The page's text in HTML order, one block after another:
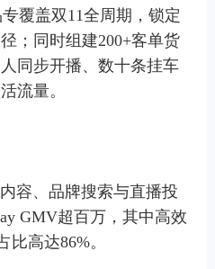
覆盖双11全周期，锁定
；同时组建200+客单货
同步开播、数十条挂车
流量。
、品牌搜索与直播投
GMV超百万，其中高效
比高达86%。